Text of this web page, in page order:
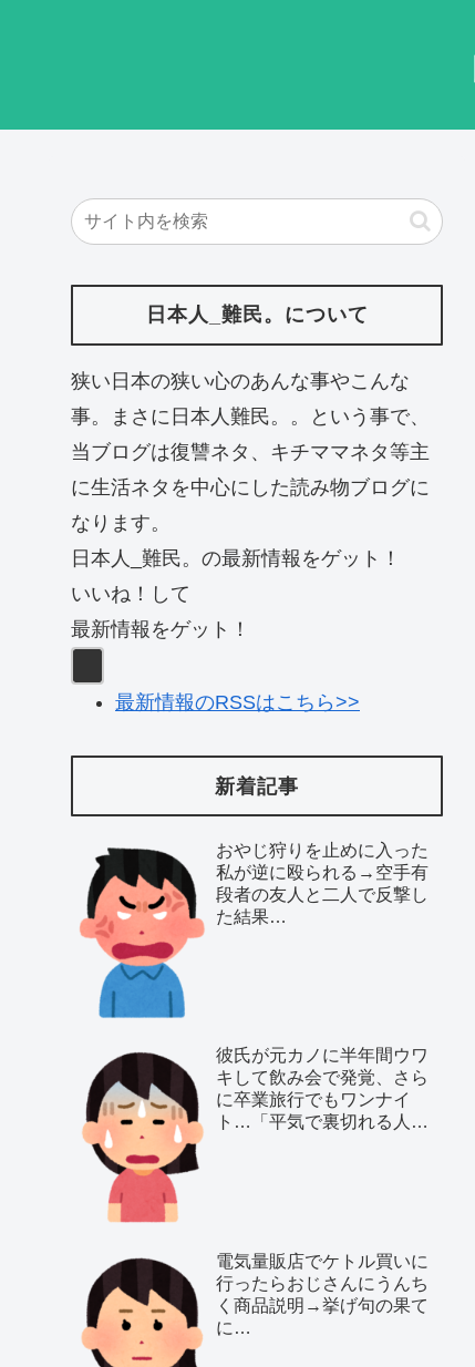
日本人_難民。について
狭い日本の狭い心のあんな事やこんな
事。まさに日本人難民。。という事で、
当ブログは復讐ネタ、キチママネタ等主
に生活ネタを中心にした読み物ブログに
なります。
日本人_難民。の最新情報をゲット！
いいね！して
最新情報をゲット！
最新情報のRSSはこちら>>
新着記事
おやじ狩りを止めに入った
私が逆に殴られる→空手有
段者の友人と二人で反撃し
た結果…
彼氏が元カノに半年間ウワ
キして飲み会で発覚、さら
に卒業旅行でもワンナイ
ト…「平気で裏切れる人種
電気量販店でケトル買いに
行ったらおじさんにうんち
く商品説明→挙げ句の果て
に…